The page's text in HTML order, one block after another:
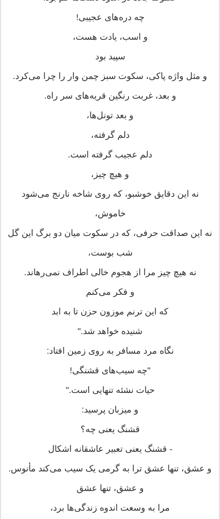
چه دره‌های عجیبی!
و اسب، یادت هست،
سپید بود
و مثل واژه پاکی، سکوت سبز چمن وار را چرا می‌کرد.
و بعد، غربت رنگین قریه‌های سر راه.
و بعد تونل‌ها،
دلم گرفته،
دلم عجیب گرفته است.
و هیچ چیز،
نه این دقایق خوشبو، که روی شاخه نارنج می‌شود
خاموش،
نه این صداقت حرفی، که در سکوت میان دو برگ این گل
شب بوست،
نه هیچ چیز مرا از هجوم خالی اطراف نمی‌رهاند.
و فکر می‌کنم
که این ترنم موزون حزن تا به ابد
شنیده خواهد شد."
نگاه مرد مسافر به روی زمین افتاد:
"چه سیب‌های قشنگی!
حیات نشئه تنهایی است."
و میزبان پرسید:
قشنگ یعنی چه؟
- قشنگ یعنی تعبیر عاشقانه اشکال
و عشق، تنها عشق ترا به گرمی یک سیب می‌کند مأنوس.
و عشق، تنها عشق
مرا به وسعت اندوه زندگی‌ها برد،